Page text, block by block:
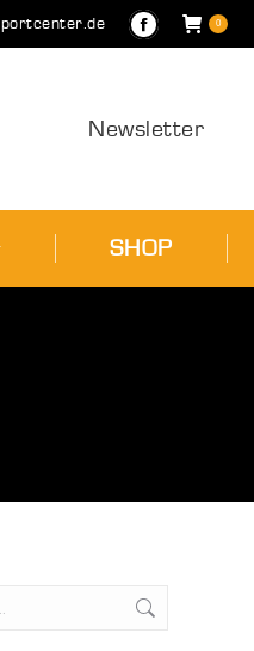
Facebook
in
0
Newsletter
SHOP
SHOP